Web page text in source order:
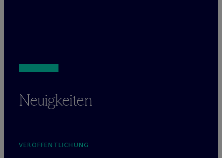
Neuigkeiten
VERÖFFENTLICHUNG